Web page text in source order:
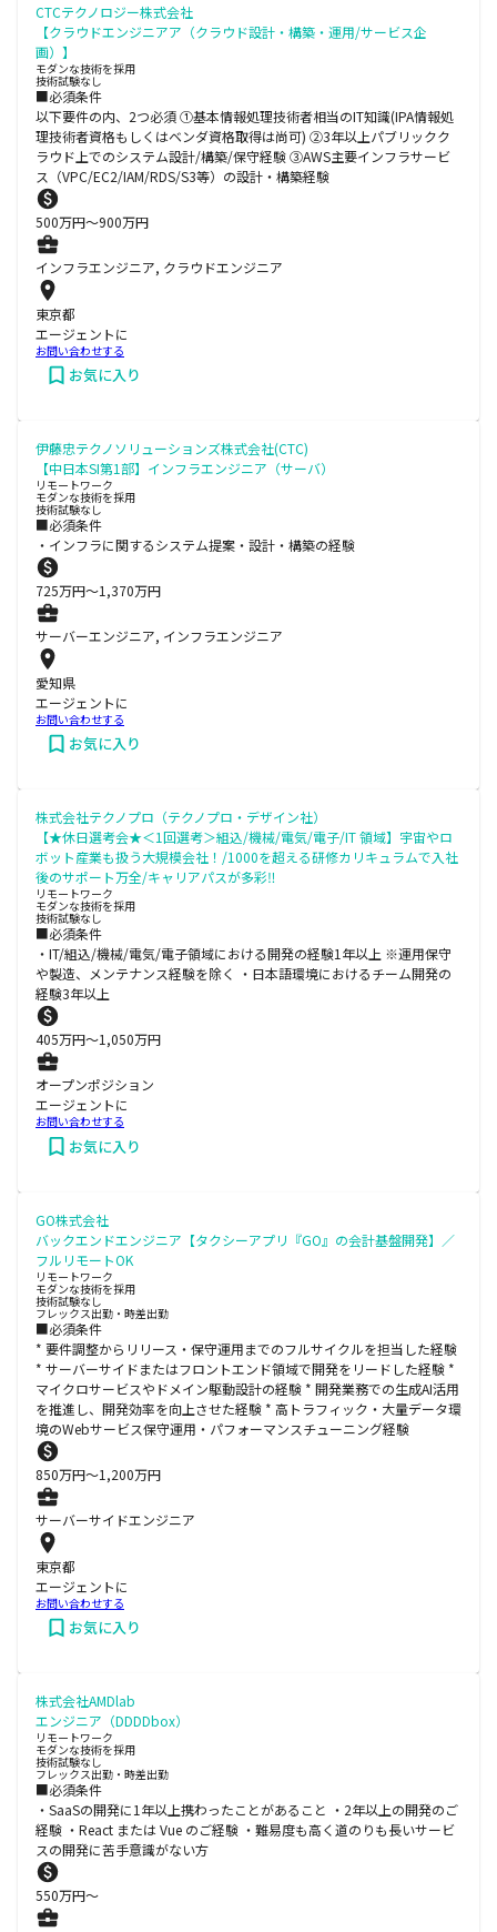
CTCテクノロジー株式会社
【クラウドエンジニアア（クラウド設計・構築・運用/サービス企
画）】
モダンな技術を採用
技術試験なし
■必須条件
以下要件の内、2つ必須 ①基本情報処理技術者相当のIT知識(IPA情報処
理技術者資格もしくはベンダ資格取得は尚可) ②3年以上パブリックク
ラウド上でのシステム設計/構築/保守経験 ③AWS主要インフラサービ
ス（VPC/EC2/IAM/RDS/S3等）の設計・構築経験
500万円〜900万円
インフラエンジニア, クラウドエンジニア
東京都
エージェントに
お問い合わせする
お気に入り
伊藤忠テクノソリューションズ株式会社(CTC)
【中日本SI第1部】インフラエンジニア（サーバ）
リモートワーク
モダンな技術を採用
技術試験なし
■必須条件
・インフラに関するシステム提案・設計・構築の経験
725万円〜1,370万円
サーバーエンジニア, インフラエンジニア
愛知県
エージェントに
お問い合わせする
お気に入り
株式会社テクノプロ（テクノプロ・デザイン社）
【★休日選考会★＜1回選考＞組込/機械/電気/電子/IT 領域】宇宙やロ
ボット産業も扱う大規模会社！/1000を超える研修カリキュラムで入社
後のサポート万全/キャリアパスが多彩‼
リモートワーク
モダンな技術を採用
技術試験なし
■必須条件
・IT/組込/機械/電気/電子領域における開発の経験1年以上 ※運用保守
や製造、メンテナンス経験を除く ・日本語環境におけるチーム開発の
経験3年以上
405万円〜1,050万円
オープンポジション
エージェントに
お問い合わせする
お気に入り
GO株式会社
バックエンドエンジニア【タクシーアプリ『GO』の会計基盤開発】／
フルリモートOK
リモートワーク
モダンな技術を採用
技術試験なし
フレックス出勤・時差出勤
■必須条件
* 要件調整からリリース・保守運用までのフルサイクルを担当した経験
* サーバーサイドまたはフロントエンド領域で開発をリードした経験 *
マイクロサービスやドメイン駆動設計の経験 * 開発業務での生成AI活用
を推進し、開発効率を向上させた経験 * 高トラフィック・大量データ環
境のWebサービス保守運用・パフォーマンスチューニング経験
850万円〜1,200万円
サーバーサイドエンジニア
東京都
エージェントに
お問い合わせする
お気に入り
株式会社AMDlab
エンジニア（DDDDbox）
リモートワーク
モダンな技術を採用
技術試験なし
フレックス出勤・時差出勤
■必須条件
・SaaSの開発に1年以上携わったことがあること ・2年以上の開発のご
経験 ・React または Vue のご経験 ・難易度も高く道のりも長いサービ
スの開発に苦手意識がない方
550万円〜